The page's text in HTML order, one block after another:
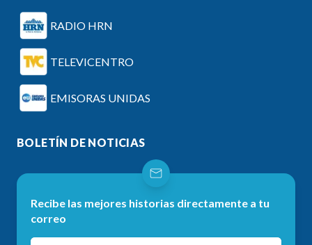
RADIO HRN
TELEVICENTRO
EMISORAS UNIDAS
BOLETÍN DE NOTICIAS
Recibe las mejores historias directamente a tu
correo